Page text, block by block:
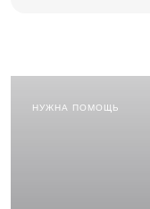
НУЖНА ПОМОЩЬ